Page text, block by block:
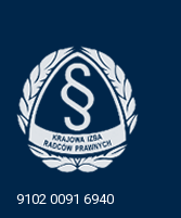
9102 0091 6940